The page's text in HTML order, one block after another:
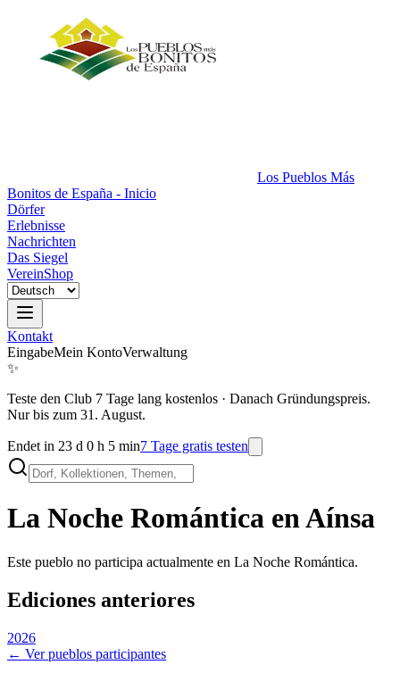
Los Pueblos Más
Bonitos de España - Inicio
Dörfer
Erlebnisse
Nachrichten
Das Siegel
VereinShop
Kontakt
EingabeMein KontoVerwaltung
✨
Teste den Club 7 Tage lang kostenlos · Danach Gründungspreis.
Nur bis zum 31. August.
Endet in 23 d 0 h 5 min7 Tage gratis testen
La Noche Romántica enAínsa
Este pueblo no participa actualmente en La Noche Romántica.
Ediciones anteriores
2026
← Ver pueblos participantes